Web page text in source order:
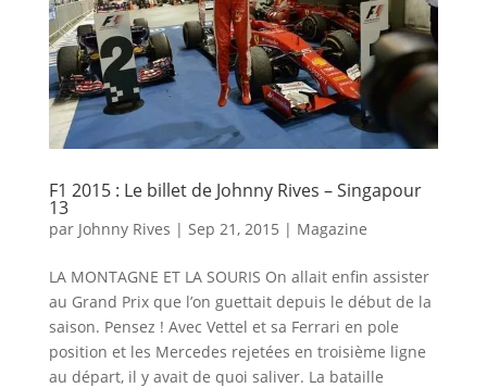
F1 2015 : Le billet de Johnny Rives – Singapour
13
par Johnny Rives | Sep 21, 2015 | Magazine
LA MONTAGNE ET LA SOURIS On allait enfin assister
au Grand Prix que l’on guettait depuis le début de la
saison. Pensez ! Avec Vettel et sa Ferrari en pole
position et les Mercedes rejetées en troisième ligne
au départ, il y avait de quoi saliver. La bataille